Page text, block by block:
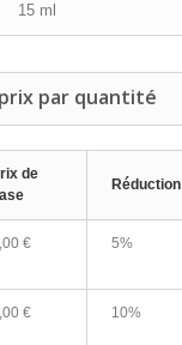
15 ml
par quantité
de
Réduction
€ 5%
€ 10%